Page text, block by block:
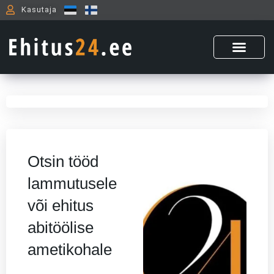
Skip
to
Kasutaja
Otsin tööd
lammutusele
või ehitus
abitöölise
ametikohale